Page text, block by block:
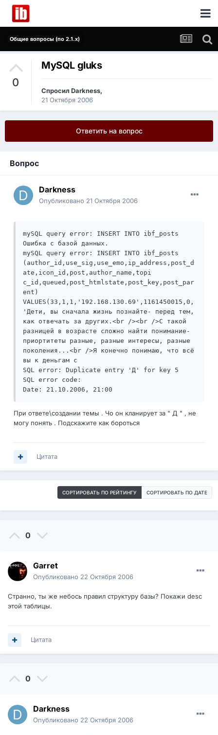
Общие вопросы (по 2.1.x)
0
MySQL gluks
Спросил Darkness,
21 Октября 2006
Ответить на вопрос
Вопрос
Darkness
Опубликовано 21 Октября 2006
mySQL query error: INSERT INTO ibf_posts
Ошибка с базой данных.
mySQL query error: INSERT INTO ibf_posts
(author_id,use_sig,use_emo,ip_address,post_d
ate,icon_id,post,author_name,topi
c_id,queued,post_htmlstate,post_key,post_par
ent)
VALUES(33,1,1,'192.168.130.69',1161450015,0,
'Дети, вы сначала жизнь познайте- перед тем,
как отвечать за других.<br /><br />С такой
разницей в возрасте сложно найти понимание-
приортитеты разные, разные интересы, разные
поколения...<br />Я конечно понимаю, что всё
вы к деньгам с
SQL error: Duplicate entry 'Д' for key 5
SQL error code:
Date: 21.10.2006, 21:00
При ответе\создании темы . Чо он кланирует за " Д " , не
могу понять . Подскажите как бороться
Цитата
СОРТИРОВАТЬ ПО РЕЙТИНГУ СОРТИРОВАТЬ ПО ДАТЕ
0
Garret
Опубликовано 22 Октября 2006
Странно, ты же небось правил структуру базы? Покажи desc
этой таблицы.
Цитата
0
Darkness
Опубликовано 22 Октября 2006